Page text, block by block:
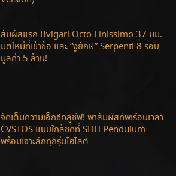
สัมผัสแรก Bvlgari Octo Finissimo 37 มม.
มิติใหม่ที่เข้าข้อ และ “งูยักษ์” Serpenti 8 รอบ
มูลค่า 5 ล้าน!
จัดเต็มความเอ็กซ์คลูซีฟ! พาสัมผัสทัพเรือนเวลา
CVSTOS แบบใกล้ชิดที่ SHH Pendulum
พร้อมเจาะลึกทุกรุ่นไฮไลต์